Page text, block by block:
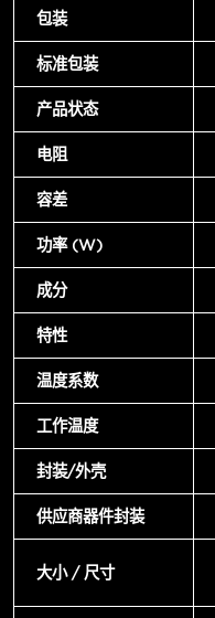
包装
标准包装
产品状态
电阻
容差
功率 (W)
成分
特性
温度系数
工作温度
封装/外壳
供应商器件封装
大小 / 尺寸